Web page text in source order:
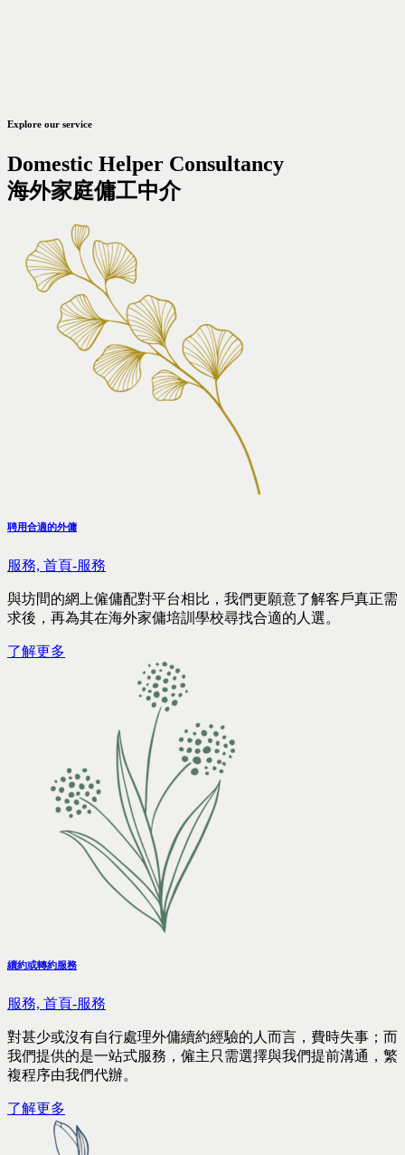
Explore our service
Domestic Helper Consultancy
海外家庭傭工中介
聘用合適的外傭
服務, 首頁-服務
與坊間的網上僱傭配對平台相比，我們更願意了解客戶真正需
求後，再為其在海外家傭培訓學校尋找合適的人選。
了解更多
續約或轉約服務
服務, 首頁-服務
對甚少或沒有自行處理外傭續約經驗的人而言，費時失事；而
我們提供的是一站式服務，僱主只需選擇與我們提前溝通，繁
複程序由我們代辦。
了解更多